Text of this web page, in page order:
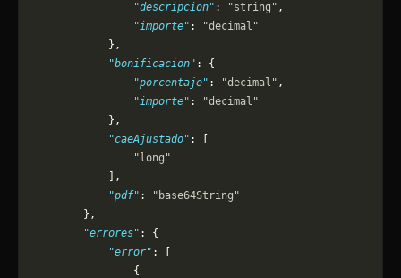
                "descripcion"
: "string" ,
                "importe"
:
"decimal"
            },
            "bonificacion"
: {
                "porcentaje"
: "decimal" ,
                "importe"
:
"decimal"
            },
            "caeAjustado"
: [
                "long"
            ],
            "pdf"
:
"base64String"
        },
        "errores"
: {
            "error"
: [
                {